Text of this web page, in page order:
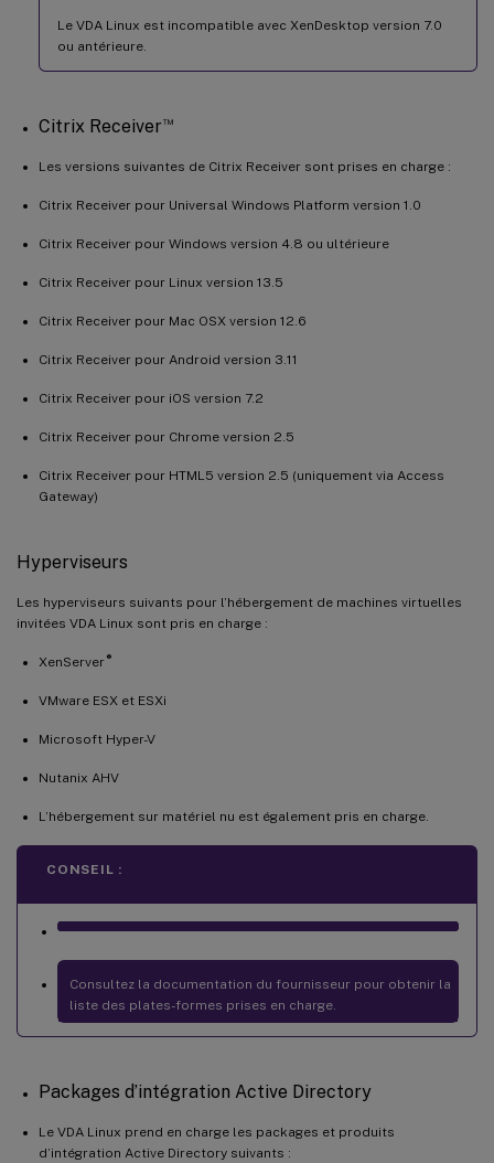
Le VDA Linux est incompatible avec XenDesktop version 7.0
ou antérieure.
Citrix Receiver™
Les versions suivantes de Citrix Receiver sont prises en charge :
Citrix Receiver pour Universal Windows Platform version 1.0
Citrix Receiver pour Windows version 4.8 ou ultérieure
Citrix Receiver pour Linux version 13.5
Citrix Receiver pour Mac OSX version 12.6
Citrix Receiver pour Android version 3.11
Citrix Receiver pour iOS version 7.2
Citrix Receiver pour Chrome version 2.5
Citrix Receiver pour HTML5 version 2.5 (uniquement via Access
Gateway)
Hyperviseurs
Les hyperviseurs suivants pour l’hébergement de machines virtuelles
invitées VDA Linux sont pris en charge :
XenServer ®
VMware ESX et ESXi
Microsoft Hyper-V
Nutanix AHV
L’hébergement sur matériel nu est également pris en charge.
CONSEIL :
Consultez la documentation du fournisseur pour obtenir la
liste des plates-formes prises en charge.
Packages d’intégration Active Directory
Le VDA Linux prend en charge les packages et produits
d’intégration Active Directory suivants :